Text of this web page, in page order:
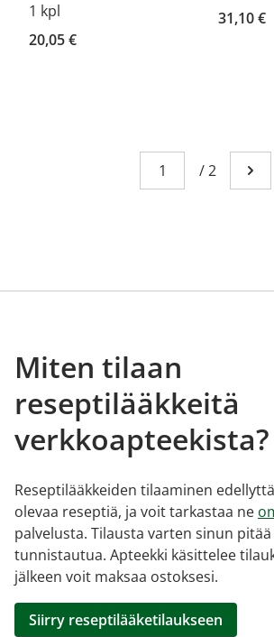
1 kpl
20,05 €
31,10 €
Sivu
You're currently
/2
Miten tilaan
reseptilääkkeitä
verkkoapteekista?
Reseptilääkkeiden tilaaminen
olevaa reseptiä, ja voit tarkastaa ne
palvelusta. Tilausta varten sinun
tunnistautua. Apteekki käsittelee
jälkeen voit maksaa ostoksesi.
Siirry reseptilääketilaukseen